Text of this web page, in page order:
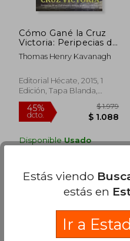
Cómo Gané la Cruz
Victoria: Peripecias de
un Civil Irlandés
Durante el Motín de
Thomas Henry Kavanagh
Editorial Hécate, 2015, 1
Edición, Tapa Blanda,
Nuevo
$
$ 1.088
DisponibleUsado
Estás viendo
estás en
Ir a